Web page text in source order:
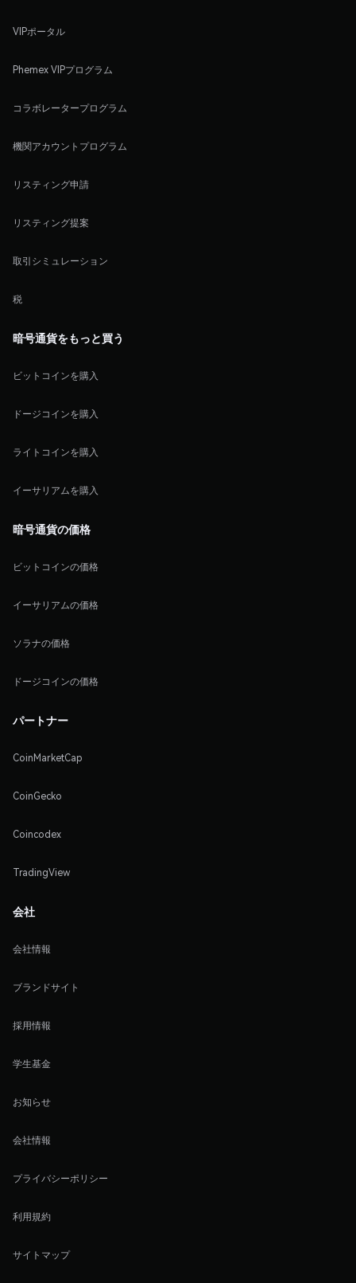
VIPポータル
Phemex VIPプログラム
コラボレータープログラム
機関アカウントプログラム
リスティング申請
リスティング提案
取引シミュレーション
税
暗号通貨をもっと買う
ビットコインを購入
ドージコインを購入
ライトコインを購入
イーサリアムを購入
暗号通貨の価格
ビットコインの価格
イーサリアムの価格
ソラナの価格
ドージコインの価格
パートナー
CoinMarketCap
CoinGecko
Coincodex
TradingView
会社
会社情報
ブランドサイト
採用情報
学生基金
お知らせ
会社情報
プライバシーポリシー
利用規約
サイトマップ